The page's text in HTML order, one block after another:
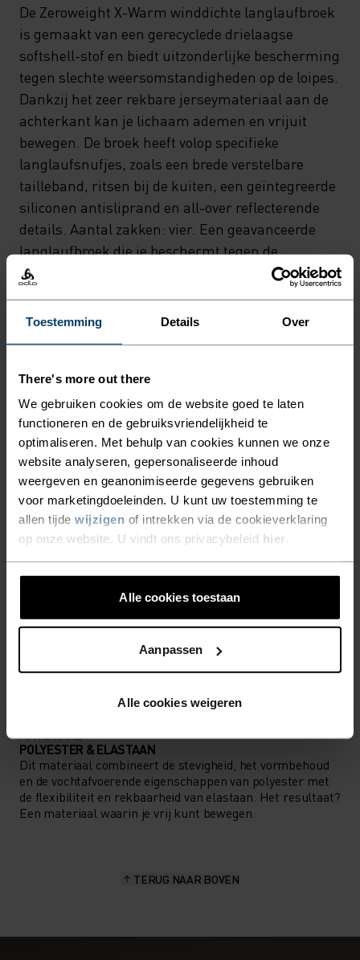
Toestemming Details Over
There's more out there
We gebruiken cookies om de website goed te laten
functioneren en de gebruiksvriendelijkheid te
optimaliseren. Met behulp van cookies kunnen we onze
website analyseren, gepersonaliseerde inhoud
weergeven en geanonimiseerde gegevens gebruiken
voor marketingdoeleinden. U kunt uw toestemming te
allen tijde wijzigen of intrekken via de cookieverklaring
op onze website. U vindt ons privacybeleid hier .
Alle cookies toestaan
Aanpassen
Alle cookies weigeren
De Zeroweight X-Warm winddichte langlaufbroek
is gemaakt van een gerecyclede drielaagse
softshell-stof en biedt uitzonderlijke bescherming
tegen slechte weersomstandigheden op de loipes.
Dankzij het zeer rekbare jerseymateriaal aan de
achterkant kan je lichaam ademen en vrijuit
bewegen. De broek heeft volop specifieke
langlaufsnufjes, zoals een brede verstelbare
tailleband, ritsen bij de kuiten, een geïntegreerde
siliconen antisliprand en all-over reflecterende
details. Aantal zakken: vier. Een geavanceerde
langlaufbroek die je beschermt tegen de
elementen. Niets houdt je nog tegen.
TEVOREN
Verken de backcountry in stijl. Performance
kleding die heerlijk zit en er te gek uitziet.
ACTIVITEITSNIVEAU
LAAG MATIG HOOG
WAT DAN OOK HOGE INTENSITEIT
Langlaufen
MATERIAAL
POLYESTER & ELASTAAN
Dit materiaal combineert de stevigheid, het vormbehoud
en de vochtafvoerende eigenschappen van polyester met
de flexibiliteit en rekbaarheid van elastaan. Het resultaat?
Een materiaal waarin je vrij kunt bewegen.
TERUG NAAR BOVEN